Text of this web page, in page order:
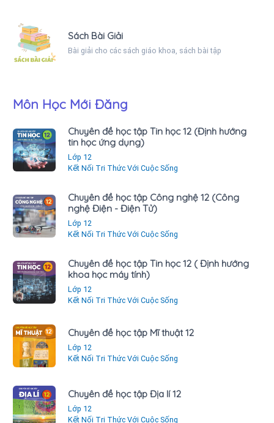
Sách Bài Giải
Bài giải cho các sách giáo khoa, sách bài tập
Môn Học Mới Đăng
Chuyên đề học tập Tin học 12 (Định hướng
tin học ứng dụng)
Lớp 12
Kết Nối Tri Thức Với Cuộc Sống
Chuyên đề học tập Công nghệ 12 (Công
nghệ Điện - Điện Tử)
Lớp 12
Kết Nối Tri Thức Với Cuộc Sống
Chuyên đề học tập Tin học 12 ( Định hướng
khoa học máy tính)
Lớp 12
Kết Nối Tri Thức Với Cuộc Sống
Chuyên đề học tập Mĩ thuật 12
Lớp 12
Kết Nối Tri Thức Với Cuộc Sống
Chuyên đề học tập Địa lí 12
Lớp 12
Kết Nối Tri Thức Với Cuộc Sống